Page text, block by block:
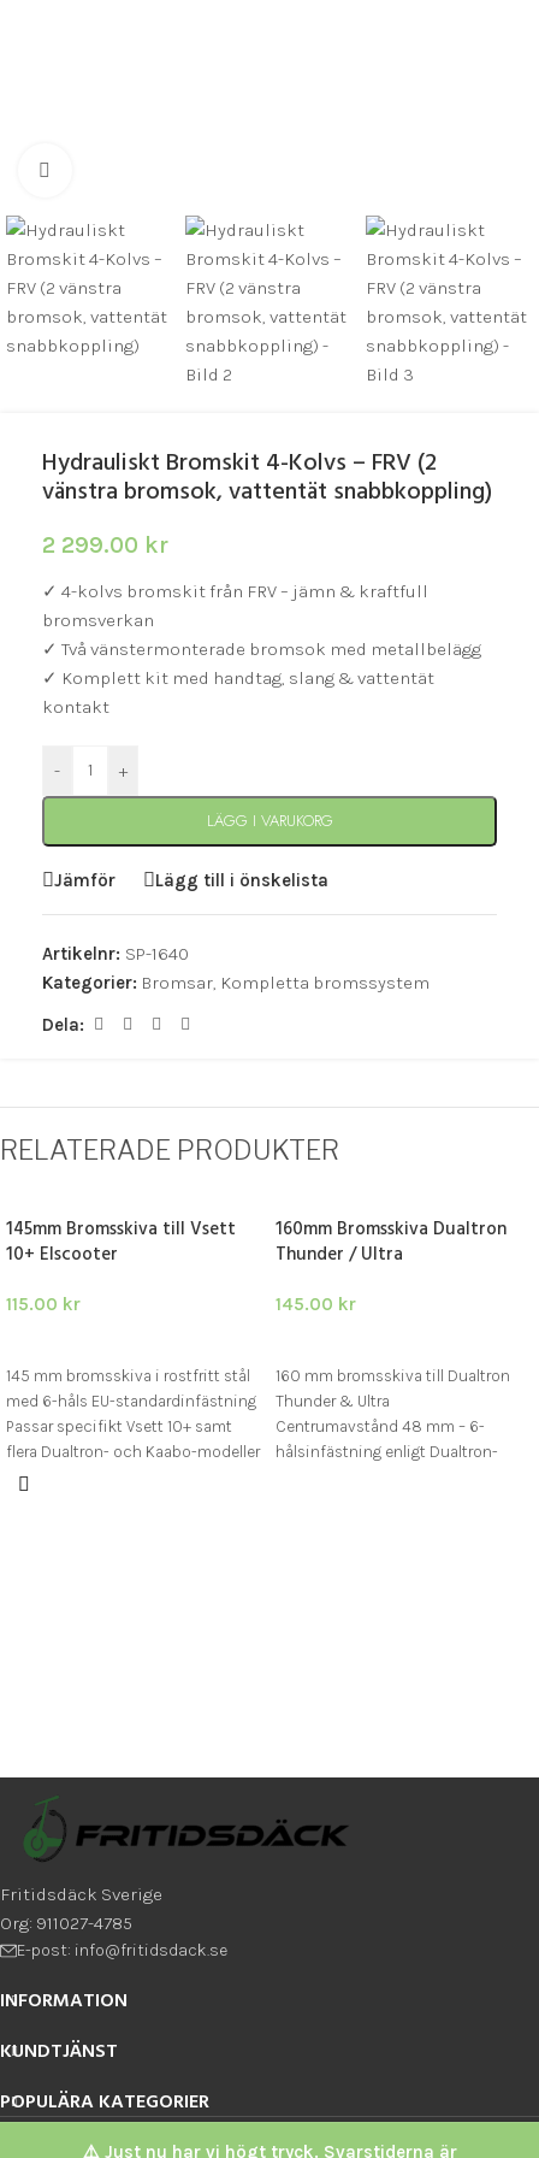
⚠️ Just nu har vi högt tryck. Svarstiderna är
Hydrauliskt Bromskit 4-Kolvs – FRV (2
vänstra bromsok, vattentät snabbkoppling)
2 299.00 kr
✓ 4-kolvs bromskit från FRV – jämn & kraftfull
bromsverkan
✓ Två vänstermonterade bromsok med metallbelägg
✓ Komplett kit med handtag, slang & vattentät
kontakt
- +
LÄGG I VARUKORG
Jämför Lägg till i önskelista
Artikelnr: SP-1640
Kategorier: Bromsar, Kompletta bromssystem
Dela:
RELATERADE PRODUKTER
145mm Bromsskiva till Vsett
10+ Elscooter
115.00 kr
145 mm bromsskiva i rostfritt stål
med 6-håls EU-standardinfästning
Passar specifikt Vsett 10+ samt
flera Dualtron- och Kaabo-modeller
Komplett kit med skruvsats och
160mm Bromsskiva Dualtron
Thunder / Ultra
145.00 kr
160 mm bromsskiva till Dualtron
Thunder & Ultra
Centrumavstånd 48 mm – 6-
hålsinfästning enligt Dualtron-
Fritidsdäck Sverige
Org: 911027-4785
E-post: info@fritidsdack.se
INFORMATION
KUNDTJÄNST
POPULÄRA KATEGORIER